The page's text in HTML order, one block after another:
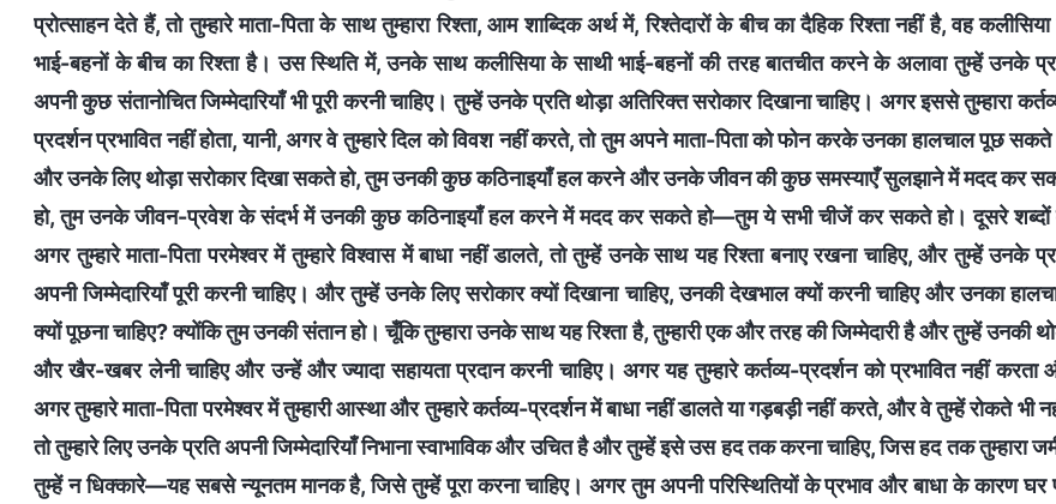
प्रोत्साहन देते हैं, तो तुम्हारे माता-पिता के साथ तुम्हारा रिश्ता, आम शाब्दिक अर्थ में, रिश्तेदारों के बीच का दैहिक रिश्ता नहीं है, वह
भाई-बहनों के बीच का रिश्ता है। उस स्थिति में, उनके साथ कलीसिया के साथी भाई-बहनों की तरह बातचीत करने के अलावा तुम्हें उनके
अपनी कुछ संतानोचित जिम्मेदारियाँ भी पूरी करनी चाहिए। तुम्हें उनके प्रति थोड़ा अतिरिक्त सरोकार दिखाना चाहिए। अगर इससे तुम्हारा
प्रदर्शन प्रभावित नहीं होता, यानी, अगर वे तुम्हारे दिल को विवश नहीं करते, तो तुम अपने माता-पिता को फोन करके उनका हालचाल पूछ सकते
और उनके लिए थोड़ा सरोकार दिखा सकते हो, तुम उनकी कुछ कठिनाइयाँ हल करने और उनके जीवन की कुछ समस्याएँ सुलझाने में मदद कर
हो, तुम उनके जीवन-प्रवेश के संदर्भ में उनकी कुछ कठिनाइयाँ हल करने में मदद कर सकते हो—तुम ये सभी चीजें कर सकते हो। दूसरे शब्दों
अगर तुम्हारे माता-पिता परमेश्वर में तुम्हारे विश्वास में बाधा नहीं डालते, तो तुम्हें उनके साथ यह रिश्ता बनाए रखना चाहिए, और तुम्हें उनके
अपनी जिम्मेदारियाँ पूरी करनी चाहिए। और तुम्हें उनके लिए सरोकार क्यों दिखाना चाहिए, उनकी देखभाल क्यों करनी चाहिए और उनका
क्यों पूछना चाहिए? क्योंकि तुम उनकी संतान हो। चूँकि तुम्हारा उनके साथ यह रिश्ता है, तुम्हारी एक और तरह की जिम्मेदारी है और तुम्हें उनकी
और खैर-खबर लेनी चाहिए और उन्हें और ज्यादा सहायता प्रदान करनी चाहिए। अगर यह तुम्हारे कर्तव्य-प्रदर्शन को प्रभावित नहीं करता
अगर तुम्हारे माता-पिता परमेश्वर में तुम्हारी आस्था और तुम्हारे कर्तव्य-प्रदर्शन में बाधा नहीं डालते या गड़बड़ी नहीं करते, और वे तुम्हें रोकते भी
तो तुम्हारे लिए उनके प्रति अपनी जिम्मेदारियाँ निभाना स्वाभाविक और उचित है और तुम्हें इसे उस हद तक करना चाहिए, जिस हद तक तुम्हारा
तुम्हें न धिक्कारे—यह सबसे न्यूनतम मानक है, जिसे तुम्हें पूरा करना चाहिए। अगर तुम अपनी परिस्थितियों के प्रभाव और बाधा के कारण घर